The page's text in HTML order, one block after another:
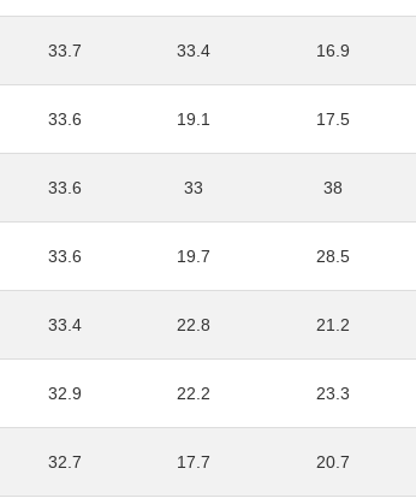
33.7 33.4 16.9
33.6 19.1 17.5
33.6 33 38
33.6 19.7 28.5
33.4 22.8 21.2
32.9 22.2 23.3
32.7 17.7 20.7